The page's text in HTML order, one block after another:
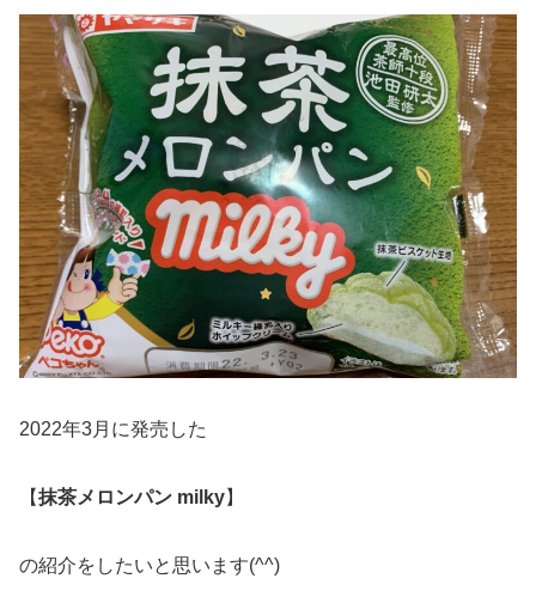
2022年3月に発売した
【抹茶メロンパン milky】
の紹介をしたいと思います(^^)